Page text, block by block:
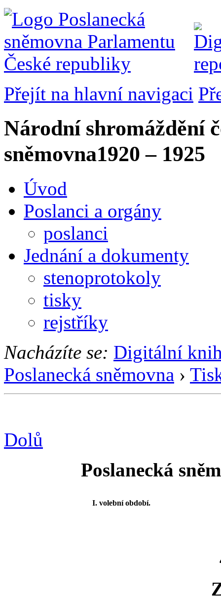
Přejít na hlavní navigaci
Národní shromáždění
sněmovna1920 – 1925
Úvod
Poslanci a orgány
poslanci
Jednání a dokumenty
stenoprotokoly
tisky
rejstříky
Nacházíte se: Digitální
Poslanecká sněmovna ›
Dolů
Poslanecká
I. volební období.